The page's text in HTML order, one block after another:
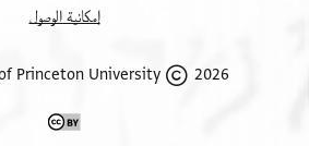
إمكانية الوصول
2026 The Trustees of Princeton University